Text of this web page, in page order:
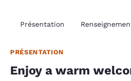
Présentation
PRÉSENTATION
Enjoy a warm